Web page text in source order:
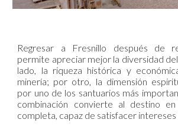
Regresar a Fresnillo después de
permite apreciar mejor la diversidad
lado, la riqueza histórica y
minería; por otro, la dimensión
por uno de los santuarios más
combinación convierte al destino
completa, capaz de satisfacer